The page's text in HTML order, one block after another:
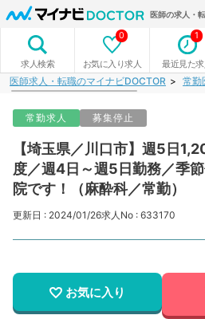
医師の求人・
求人検索 お気に入り求人
0
最近見た求
1
医師求人・転職のマイナビDOCTOR 常勤
常勤求人 募集停止
【埼玉県／川口市】週5日
度／週4日～週5日勤務／季
院です！（麻酔科／常勤）
更新日 : 2024/01/26求人No : 633170
お気に入り